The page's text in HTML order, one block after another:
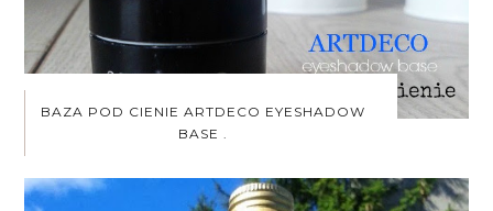
BAZA POD CIENIE ARTDECO EYESHADOW
BASE .